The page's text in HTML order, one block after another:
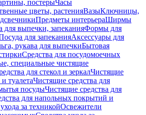
постерыЧасы
цветы, растенияВазыКлючницы,
Предметы интерьераШирмы
для выпечки, запеканияФормы для
для запеканияАксессуары для
рукава для выпечкиБытовая
Средства для посудомоечных
специальные чистящие
для стекол и зеркалЧистящие
туалетаЧистящие средства для
посудыЧистящие средства для
для напольных покрытий и
за техникойОсвежители